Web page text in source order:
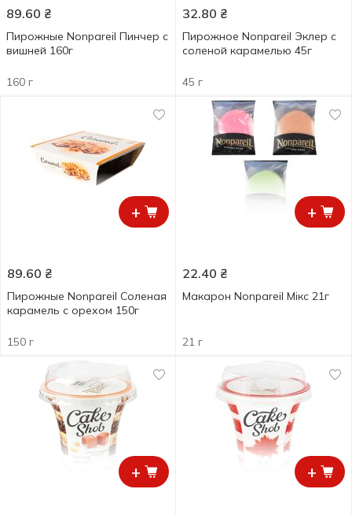
89.60 ₴
Пирожные Nonpareil Пинчер с
вишней 160г
160 г
32.80 ₴
Пирожное Nonpareil Эклер с
соленой карамелью 45г
45 г
+
89.60 ₴
Пирожные Nonpareil Соленая
карамель с орехом 150г
150 г
+
22.40 ₴
Макарон Nonpareil Мікс 21г
21 г
+ +